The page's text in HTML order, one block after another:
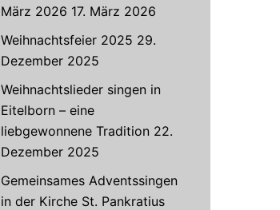
März 2026 17. März 2026
Weihnachtsfeier 2025 29.
Dezember 2025
Weihnachtslieder singen in
Eitelborn – eine
liebgewonnene Tradition 22.
Dezember 2025
Gemeinsames Adventssingen
in der Kirche St. Pankratius